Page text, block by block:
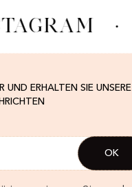
·
UND ERHALTEN SIE UNSERE